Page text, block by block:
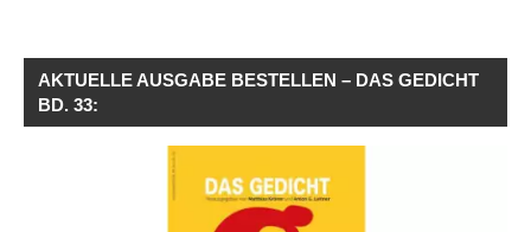
AKTUELLE AUSGABE BESTELLEN – DAS GEDICHT
BD. 33: